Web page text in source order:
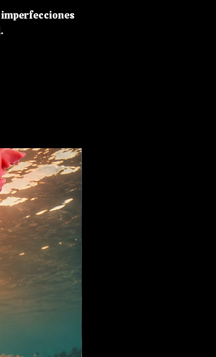
y de pérdida
a crecer, y nos
lo hacemos.
del alma. Puede
para curar
o los traumas
contra la
y maldiciones.
y retira las
vitaliza el